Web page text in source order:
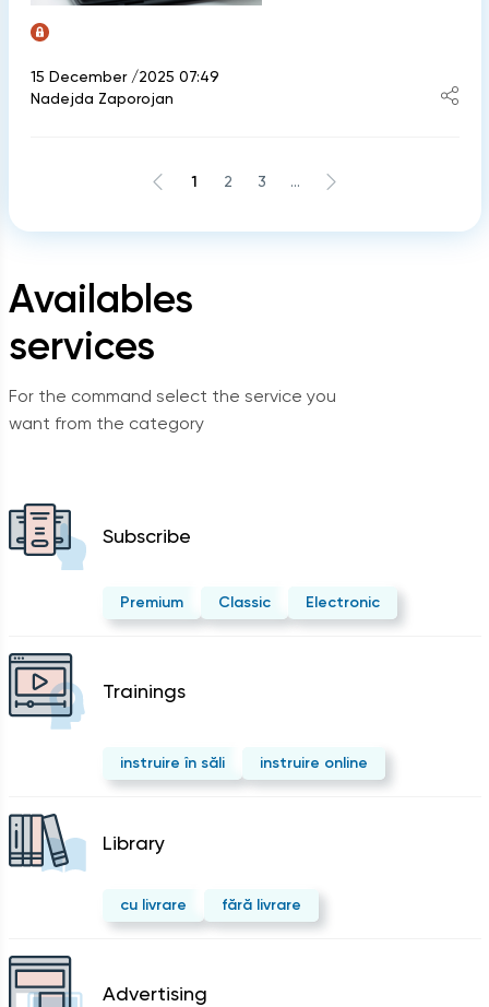
Availables
services
For the command select the service you
want from the category
Subscribe
Premium Classic Electronic
Trainings
instruire în săli instruire online
Library
cu livrare fără livrare
Advertising
15 December /2025 07:49
Nadejda Zaporojan
1 2 3 ...